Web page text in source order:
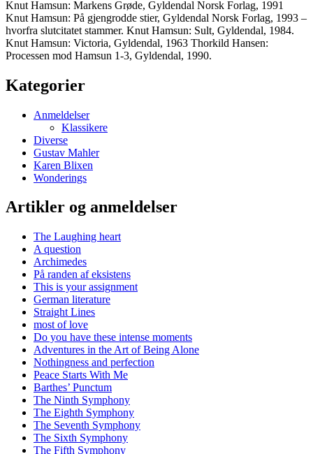
Knut Hamsun: Markens Grøde, Gyldendal Norsk Forlag, 1991
Knut Hamsun: På gjengrodde stier, Gyldendal Norsk Forlag, 1993 –
hvorfra slutcitatet stammer. Knut Hamsun: Sult, Gyldendal, 1984.
Knut Hamsun: Victoria, Gyldendal, 1963 Thorkild Hansen:
Processen mod Hamsun 1-3, Gyldendal, 1990.
Kategorier
Anmeldelser
Klassikere
Diverse
Gustav Mahler
Karen Blixen
Wonderings
Artikler og anmeldelser
The Laughing heart
A question
Archimedes
På randen af eksistens
This is your assignment
German literature
Straight Lines
most of love
Do you have these intense moments
Adventures in the Art of Being Alone
Nothingness and perfection
Peace Starts With Me
Barthes’ Punctum
The Ninth Symphony
The Eighth Symphony
The Seventh Symphony
The Sixth Symphony
The Fifth Symphony